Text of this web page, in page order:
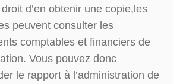
d’en obtenir une copie,les
peuvent consulter les
comptables et financiers de
Vous pouvez donc
le rapport à l’administration de